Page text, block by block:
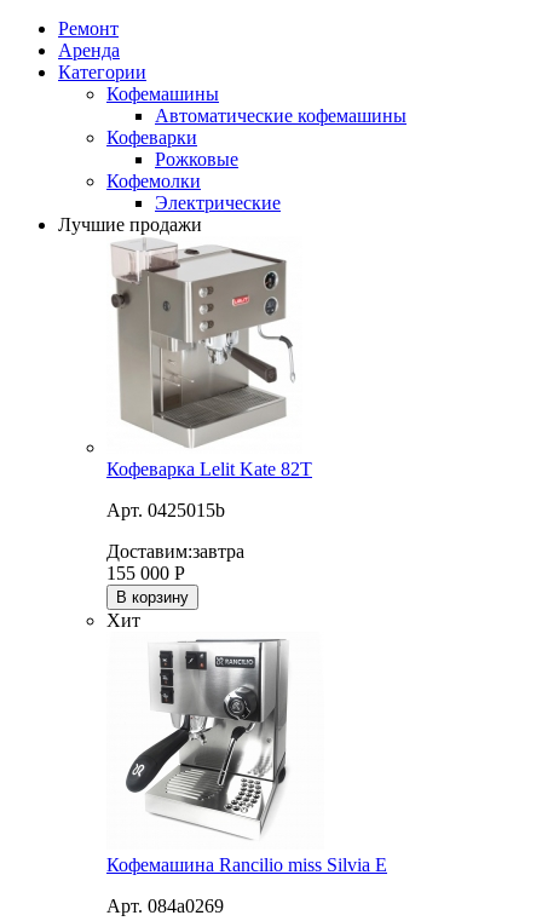
Ремонт
Аренда
Категории
Кофемашины
Автоматические кофемашины
Кофеварки
Рожковые
Кофемолки
Электрические
Лучшие продажи
Кофеварка Lelit Kate 82T
Арт. 0425015b
Доставим:завтра
155 000 Р
В корзину
Хит
Кофемашина Rancilio miss Silvia E
Арт. 084a0269